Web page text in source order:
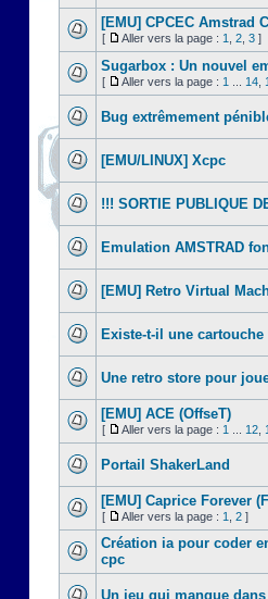
[EMU] CPCEC Amstrad
[ Aller vers la page : 1 2 3 ]
Sugarbox : Un nouvel
[ Aller vers la page : 1 14
Bug extrêmement
[EMU/LINUX] Xcpc
!!! SORTIE PUBLIQUE
Emulation AMSTRAD
[EMU] Retro Virtual
Existe-t-il une
Une retro store pour
[EMU] ACE (OffseT)
[ Aller vers la page : 1 12
Portail ShakerLand
[EMU] Caprice Forever
[ Aller vers la page : 1 2 ]
Création ia pour coder
cpc
Un jeu qui manque